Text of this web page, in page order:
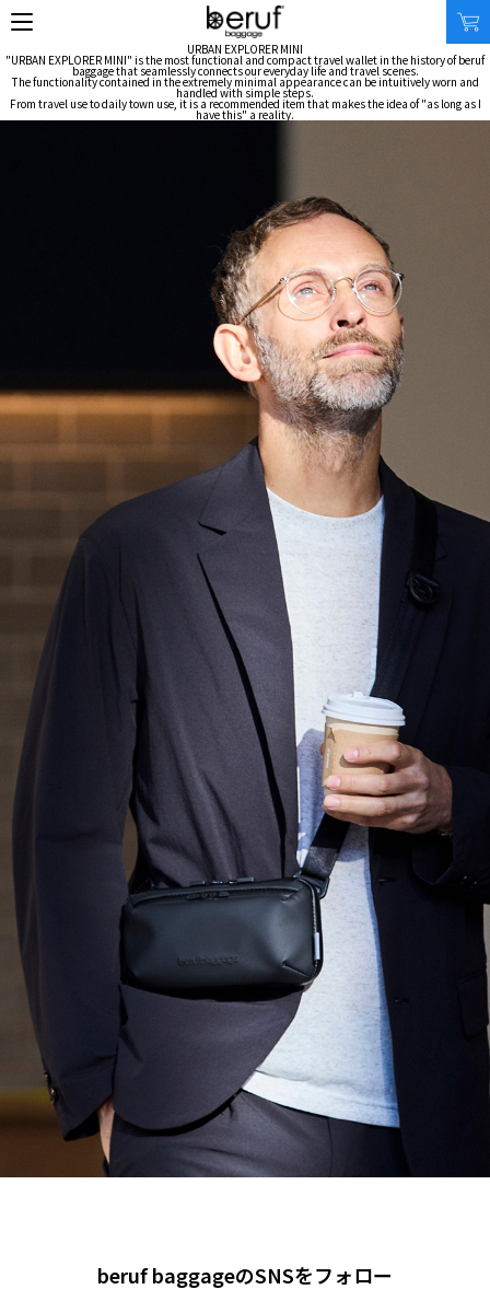
使用シーン
ビジネス｜通勤
ビジネス｜出張
トラベル
自転車
休日
その他
収納サイズ
XS｜5リッター以下
M｜20リッター以下
XL｜26リッター以上
タブレット｜11インチ相当
ノートPC｜14インチ相当
ノートPC｜16インチ相当
商品価格
¥0 - ¥9,999
¥10,000 - ¥19,999
¥20,000 - ¥29,999
¥30,000 - ¥39,999
¥40,000 - ¥49,999
¥50,000 - ¥99,999
¥100,000 -
ニュース
ブランドストーリー
STORY
ジャーナル
ショッピングガイド
アフターケア
メンバーシップ
FAQ｜よくある質問
INTERNATIONAL SHIPPING
新規会員登録
ショッピングカート
特定商取引法に基づく表記
プライバシーポリシー
URBAN EXPLORER MINI
"URBAN EXPLORER MINI" is the most functional and compact travel wallet in the history of beruf
baggage that seamlessly connects our everyday life and travel scenes.
The functionality contained in the extremely minimal appearance can be intuitively worn and
handled with simple steps.
From travel use to daily town use, it is a recommended item that makes the idea of "as long as I
have this" a reality.
beruf baggageのSNSをフォロー